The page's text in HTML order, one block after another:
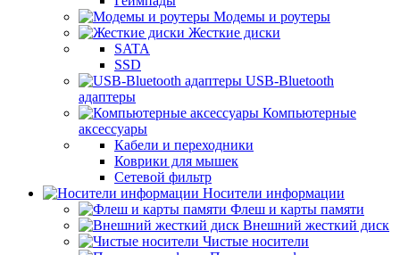
Модемы и роутеры
Жесткие диски
SATA
SSD
USB-Bluetooth
адаптеры
Компьютерные
аксессуары
Кабели и переходники
Коврики для мышек
Сетевой фильтр
Носители информации
Флеш и карты памяти
Внешний жесткий диск
Чистые носители